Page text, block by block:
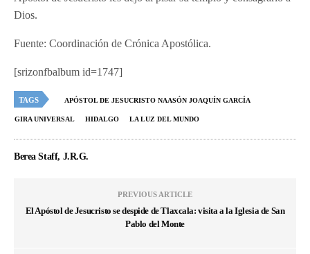
Dios.
Fuente: Coordinación de Crónica Apostólica.
[srizonfbalbum id=1747]
TAGS APÓSTOL DE JESUCRISTO NAASÓN JOAQUÍN GARCÍA
GIRA UNIVERSAL HIDALGO LA LUZ DEL MUNDO
Berea Staff, J.R.G.
PREVIOUS ARTICLE
El Apóstol de Jesucristo se despide de Tlaxcala: visita a la Iglesia de San
Pablo del Monte